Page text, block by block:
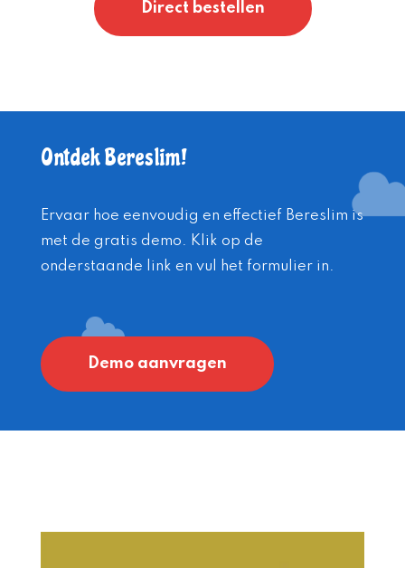
Direct bestellen
Ontdek Bereslim!
Ervaar hoe eenvoudig en effectief Bereslim is
met de gratis demo. Klik op de
onderstaande link en vul het formulier in.
Demo aanvragen